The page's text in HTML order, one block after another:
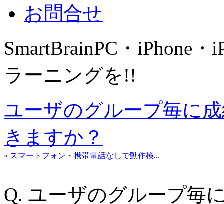
お問合せ
SmartBrainPC・iPhone・
ラーニングを!!
ユーザのグループ毎に
きますか？
« スマートフォン・携帯電話なしで動作検...
Q. ユーザのグループ毎